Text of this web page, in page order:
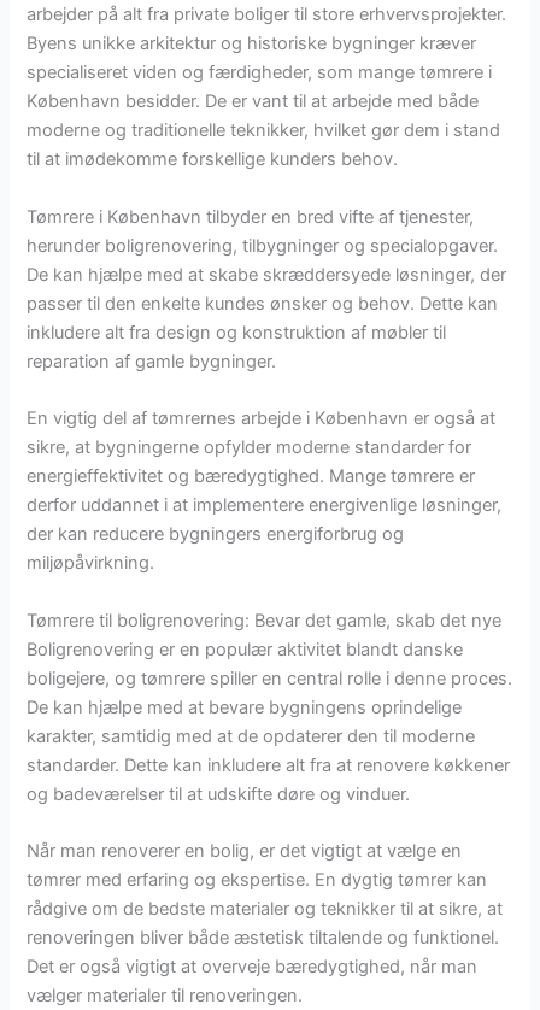
arbejder på alt fra private boliger til store erhvervsprojekter.
Byens unikke arkitektur og historiske bygninger kræver
specialiseret viden og færdigheder, som mange tømrere i
København besidder. De er vant til at arbejde med både
moderne og traditionelle teknikker, hvilket gør dem i stand
til at imødekomme forskellige kunders behov.
Tømrere i København tilbyder en bred vifte af tjenester,
herunder boligrenovering, tilbygninger og specialopgaver.
De kan hjælpe med at skabe skræddersyede løsninger, der
passer til den enkelte kundes ønsker og behov. Dette kan
inkludere alt fra design og konstruktion af møbler til
reparation af gamle bygninger.
En vigtig del af tømrernes arbejde i København er også at
sikre, at bygningerne opfylder moderne standarder for
energieffektivitet og bæredygtighed. Mange tømrere er
derfor uddannet i at implementere energivenlige løsninger,
der kan reducere bygningers energiforbrug og
miljøpåvirkning.
Tømrere til boligrenovering: Bevar det gamle, skab det nye
Boligrenovering er en populær aktivitet blandt danske
boligejere, og tømrere spiller en central rolle i denne proces.
De kan hjælpe med at bevare bygningens oprindelige
karakter, samtidig med at de opdaterer den til moderne
standarder. Dette kan inkludere alt fra at renovere køkkener
og badeværelser til at udskifte døre og vinduer.
Når man renoverer en bolig, er det vigtigt at vælge en
tømrer med erfaring og ekspertise. En dygtig tømrer kan
rådgive om de bedste materialer og teknikker til at sikre, at
renoveringen bliver både æstetisk tiltalende og funktionel.
Det er også vigtigt at overveje bæredygtighed, når man
vælger materialer til renoveringen.